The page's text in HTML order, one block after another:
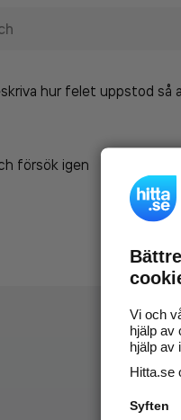
hur felet uppstod så
försök igen
Vi och
hjälp av
hjälp av
Hitta.se
Syften